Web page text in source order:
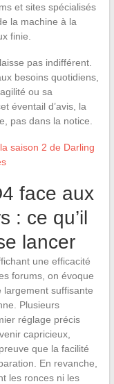
et sites spécialisés
la machine à la
finie.
pas indifférent.
besoins quotidiens,
ou sa
éventail d’avis, la
pas dans la notice.
saison 2 de Darling
face aux
: ce qu’il
lancer
une efficacité
forums, on évoque
largement suffisante
Plusieurs
réglage précis
capricieux,
que la facilité
En revanche,
les ronces ni les